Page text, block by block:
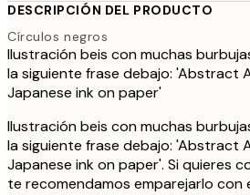
DESCRIPCIÓN DEL PRODUCTO
Círculos negros
Ilustración beis con muchas
la siguiente frase debajo: 'Abstract
Japanese ink on paper'
Ilustración beis con muchas
la siguiente frase debajo: 'Abstract
Japanese ink on paper'. Si quieres
te recomendamos emparejarlo con